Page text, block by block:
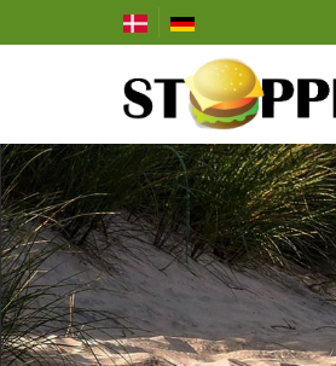
Gå til hovedindhold